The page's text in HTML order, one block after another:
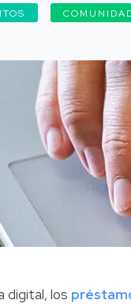
digital, los